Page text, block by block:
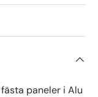
paneler i Alu